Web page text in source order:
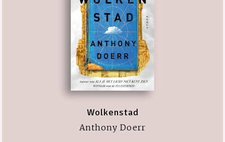
Wolkenstad
Anthony Doerr